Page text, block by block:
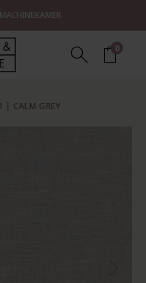
0
| CALM GREY